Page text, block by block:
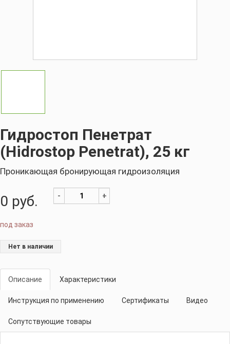
Гидростоп Пенетрат
(Hidrostop Penetrat), 25 кг
Проникающая бронирующая гидроизоляция
0 руб. - +
под заказ
Нет в наличии
Описание Характеристики
Инструкция по применению Сертификаты Видео
Сопутствующие товары